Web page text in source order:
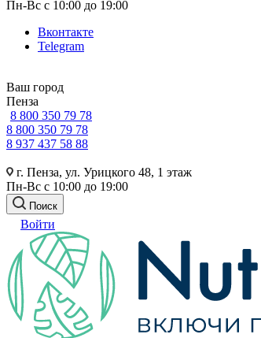
Пн-Вс с 10:00 до 19:00
Вконтакте
Telegram
Ваш город
Пенза
8 800 350 79 78
8 800 350 79 78
8 937 437 58 88
г. Пенза, ул. Урицкого 48, 1 этаж
Пн-Вс с 10:00 до 19:00
Поиск
Войти